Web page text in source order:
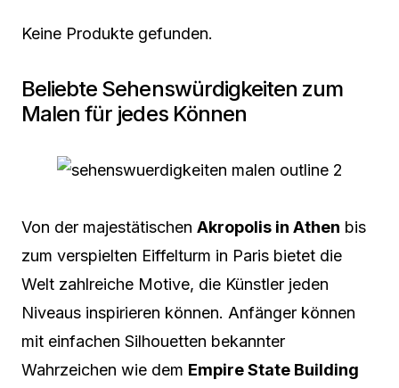
Keine Produkte gefunden.
Beliebte Sehenswürdigkeiten zum
Malen für jedes Können
Von der majestätischen Akropolis in Athen bis
zum verspielten Eiffelturm in Paris bietet die
Welt zahlreiche Motive, die Künstler jeden
Niveaus inspirieren können. Anfänger können
mit einfachen Silhouetten bekannter
Wahrzeichen wie dem Empire State Building